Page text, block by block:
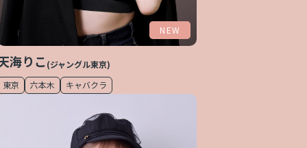
NEW
海りこ(ジャングル東京)
東京
六本木 キャバクラ